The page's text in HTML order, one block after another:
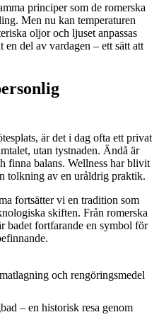
principer som de romerska
Men nu kan temperaturen
oljor och ljuset anpassas
del av vardagen – ett sätt att
är det i dag ofta ett privat
utan tystnaden. Ändå är
finna balans. Wellness har blivit
tolkning av en uråldrig praktik.
fortsätter vi en tradition som
skiften. Från romerska
badet fortfarande en symbol för
och rengöringsmedel
– en historisk resa genom